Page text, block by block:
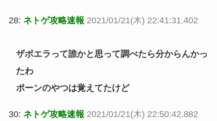
28: ネトゲ攻略速報 2021/01/21(木) 22:41:31.402
ザボエラって誰かと思って調べたら分からんかっ
たわ
ポーンのやつは覚えてたけど
30: ネトゲ攻略速報 2021/01/21(木) 22:50:42.882